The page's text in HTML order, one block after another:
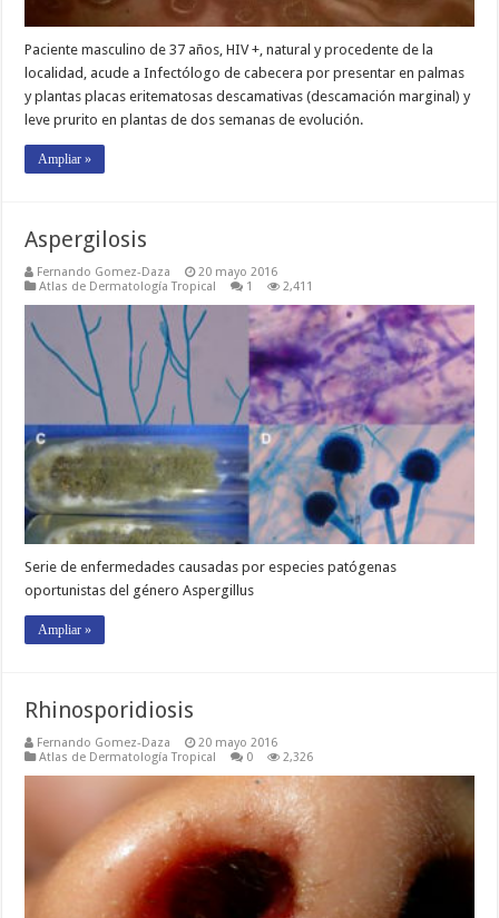
Paciente masculino de 37 años, HIV +, natural y procedente de la
localidad, acude a Infectólogo de cabecera por presentar en palmas
y plantas placas eritematosas descamativas (descamación marginal) y
leve prurito en plantas de dos semanas de evolución.
Ampliar »
Aspergilosis
Fernando Gomez-Daza
20 mayo 2016
Atlas de Dermatología Tropical
1 2,411
Serie de enfermedades causadas por especies patógenas
oportunistas del género Aspergillus
Ampliar »
Rhinosporidiosis
Fernando Gomez-Daza
20 mayo 2016
Atlas de Dermatología Tropical
0 2,326